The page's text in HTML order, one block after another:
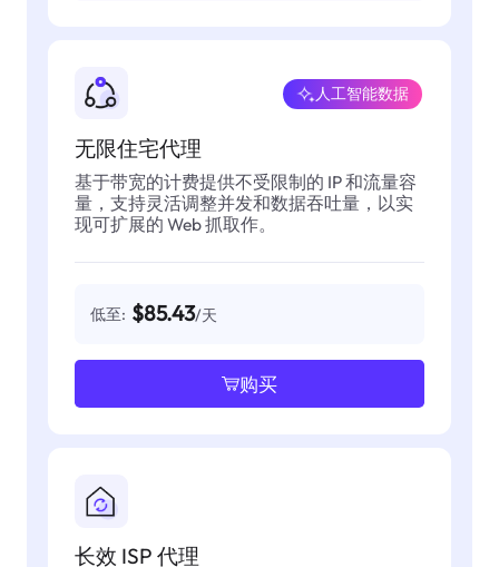
无限住宅代理
人工智能数据
基于带宽的计费提供不受限制的 IP 和流量容
量，支持灵活调整并发和数据吞吐量，以实
现可扩展的 Web 抓取作。
低至: $85.43/天
购买
长效 ISP 代理